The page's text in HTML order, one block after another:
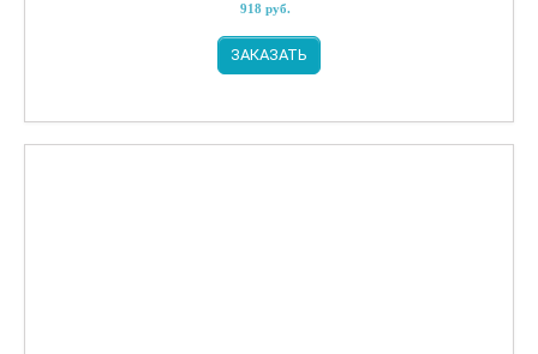
918 руб.
ЗАКАЗАТЬ